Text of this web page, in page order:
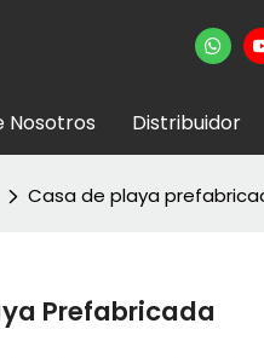
Nosotros Distribuidor
Casa de playa
Prefabricada